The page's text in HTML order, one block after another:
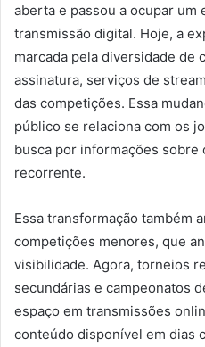
aberta e passou a ocupar um
transmissão digital. Hoje, a
marcada pela diversidade de
assinatura, serviços de
das competições. Essa
público se relaciona com os
busca por informações sobre
recorrente.
Essa transformação também
competições menores, que
visibilidade. Agora, torneios
secundárias e campeonatos
espaço em transmissões
conteúdo disponível em dias